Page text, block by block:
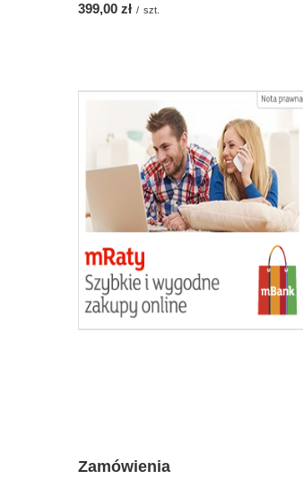
399,00 zł / szt.
Zamówienia